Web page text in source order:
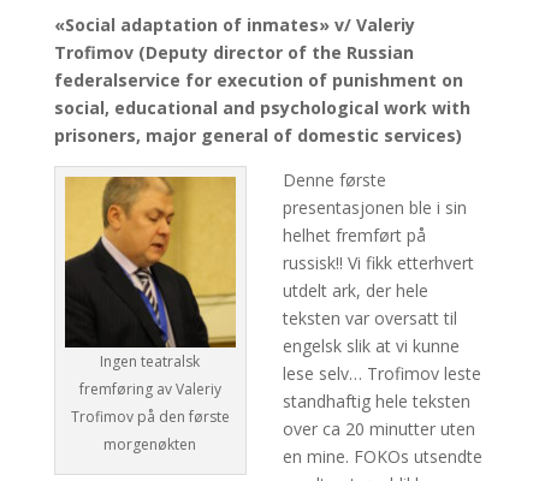
«Social adaptation of inmates» v/ Valeriy
Trofimov (Deputy director of the Russian
federalservice for execution of punishment on
social, educational and psychological work with
prisoners, major general of domestic services)
Ingen teatralsk
fremføring av Valeriy
Trofimov på den første
morgenøkten
Denne første
presentasjonen ble i sin
helhet fremført på
russisk!! Vi fikk etterhvert
utdelt ark, der hele
teksten var oversatt til
engelsk slik at vi kunne
lese selv… Trofimov leste
standhaftig hele teksten
over ca 20 minutter uten
en mine. FOKOs utsendte